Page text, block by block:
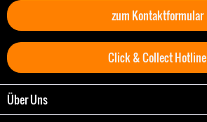
zum Kontaktformular
Click & Collect Hotline
Über Uns